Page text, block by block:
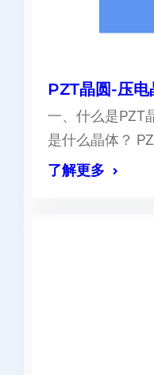
PZT晶圆-压电
一、什么是PZT
是什么晶体？
了解更多